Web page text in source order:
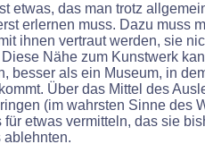
etwas, das man trotz
erlernen muss. Dazu muss
ihnen vertraut werden, sie
Nähe zum Kunstwerk
besser als ein Museum, in
Über das Mittel des
(im wahrsten Sinne des
für etwas vermitteln, das sie
ablehnten.